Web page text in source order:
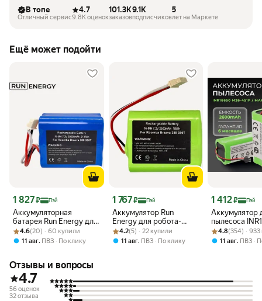
В топе
Отличный сервис
4.7
9.8K оценок
101.3K
заказов
9.1K
подписчиков
5
лет на Маркете
Ещё может подойти
Аккумуляторная
батарея Run Energy для
робота-пылесоса IRobot
Braava 380, 380T, 390T
Цена 1 827 ₽
1 827₽ Пэй
Рейтинг товара: 4.6 из 5
Оценок: (20) · 60 купили
4.6(20) · 60 купили
11 авг, ПВЗ По клику
Аккумулятор Run
Energy для робота-
пылесоса IRobot Braava
380, 380T, 390T - Series
Цена 1 767 ₽
1 767₽ Пэй
Рейтинг товара: 4.2 из 5
Оценок: (5) · 22 купили
4.2(5) · 22 купили
11 авг, ПВЗ По клику
Аккумулятор
пылесоса
M26-4S1P,
EXVAC660,
Цена 1 412 ₽
1 412₽ Пэй
Рейтинг
Оценок: (354)
4.8(354) ·
11 авг, ПВЗ
Отзывы и вопросы
4.7
56 оценок
32 отзыва